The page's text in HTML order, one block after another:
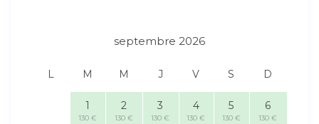
septembre 2026
L M M J V S D
1
130 €
2
130 €
3
130 €
4
130 €
5
130 €
6
130 €